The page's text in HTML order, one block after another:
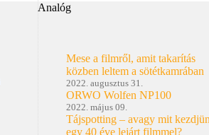
Analóg
Mese a filmről, amit takarítás
közben leltem a sötétkamrában
2022. augusztus 31.
ORWO Wolfen NP100
2022. május 09.
Tájspotting – avagy mit
egy 40 éve lejárt filmmel?